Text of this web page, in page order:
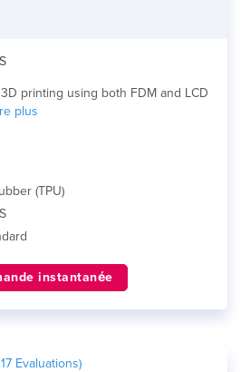
printing using both FDM and LCD
plus
(TPU)
instantanée
Evaluations)